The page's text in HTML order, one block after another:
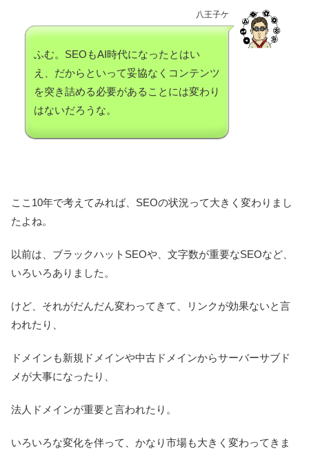
八王子ケ
ふむ。SEOもAI時代になったとはい
え、だからといって妥協なくコンテンツ
を突き詰める必要があることには変わり
はないだろうな。
ここ10年で考えてみれば、SEOの状況って大きく変わりまし
たよね。
以前は、ブラックハットSEOや、文字数が重要なSEOなど、
いろいろありました。
けど、それがだんだん変わってきて、リンクが効果ないと言
われたり、
ドメインも新規ドメインや中古ドメインからサーバーサブド
メが大事になったり、
法人ドメインが重要と言われたり。
いろいろな変化を伴って、かなり市場も大きく変わってきま